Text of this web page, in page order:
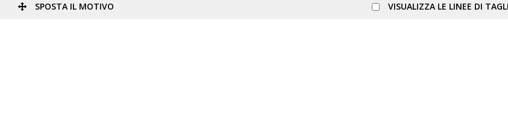
SPOSTA IL MOTIVO VISUALIZZA LE LINEE DI